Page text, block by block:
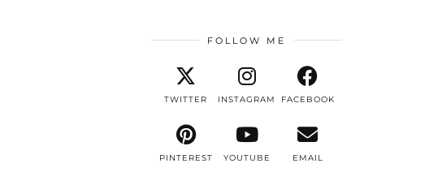
FOLLOW ME
TWITTER INSTAGRAM FACEBOOK
PINTEREST YOUTUBE EMAIL